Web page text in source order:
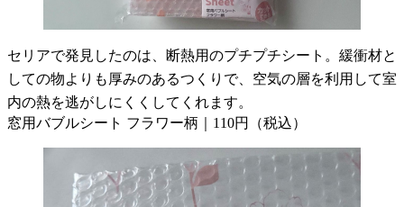
セリアで発見したのは、断熱用のプチプチシート。緩衝材と
しての物よりも厚みのあるつくりで、空気の層を利用して室
内の熱を逃がしにくくしてくれます。
窓用バブルシート フラワー柄｜110円（税込）